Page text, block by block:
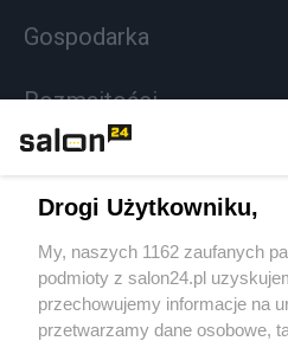
Gospodarka
Rozmaitości
Sport
Społeczeństwo
Drogi Użytkowniku,
My, naszych 1162 zaufanych
podmioty z salon24.pl
przechowujemy informacje na
przetwarzamy dane osobowe,